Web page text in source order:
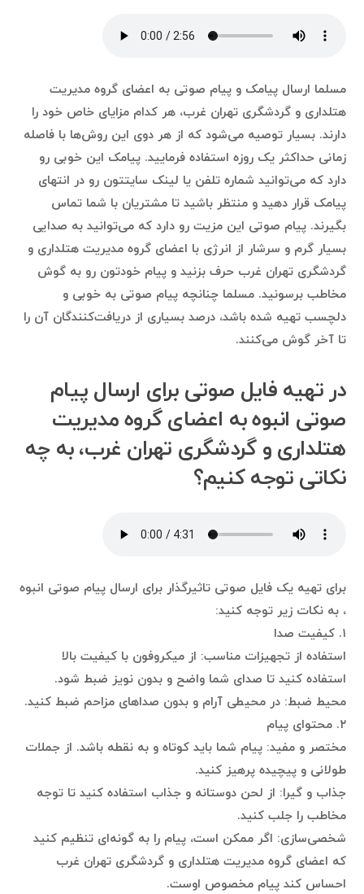
مسلما ارسال پیامک و پیام صوتی به اعضای گروه مدیریت
هتلداری و گردشگری تهران غرب، هر کدام مزایای خاص خود را
دارند. بسیار توصیه می‌شود که از هر دوی این روش‌ها با فاصله
زمانی حداکثر یک روزه استفاده فرمایید. پیامک این خوبی رو
دارد که می‌توانید شماره تلفن یا لینک سایتتون رو در انتهای
پیامک قرار دهید و منتظر باشید تا مشتریان با شما تماس
بگیرند. پیام صوتی این مزیت رو دارد که می‌توانید به صدایی
بسیار گرم و سرشار از انرژی با اعضای گروه مدیریت هتلداری و
گردشگری تهران غرب حرف بزنید و پیام خودتون رو به گوش
مخاطب برسونید. مسلما چنانچه پیام صوتی به خوبی و
دلچسب تهیه شده باشد، درصد بسیاری از دریافت‌کنندگان آن را
تا آخر گوش می‌کنند.
در تهیه فایل صوتی برای ارسال پیام
صوتی انبوه به اعضای گروه مدیریت
هتلداری و گردشگری تهران غرب، به چه
نکاتی توجه کنیم؟
برای تهیه یک فایل صوتی تاثیرگذار برای ارسال پیام صوتی انبوه
، به نکات زیر توجه کنید:
۱. کیفیت صدا
استفاده از تجهیزات مناسب: از میکروفون با کیفیت بالا
استفاده کنید تا صدای شما واضح و بدون نویز ضبط شود.
محیط ضبط: در محیطی آرام و بدون صداهای مزاحم ضبط کنید.
۲. محتوای پیام
مختصر و مفید: پیام شما باید کوتاه و به نقطه باشد. از جملات
طولانی و پیچیده پرهیز کنید.
جذاب و گیرا: از لحن دوستانه و جذاب استفاده کنید تا توجه
مخاطب را جلب کنید.
شخصی‌سازی: اگر ممکن است، پیام را به گونه‌ای تنظیم کنید
که اعضای گروه مدیریت هتلداری و گردشگری تهران غرب
احساس کند پیام مخصوص اوست.